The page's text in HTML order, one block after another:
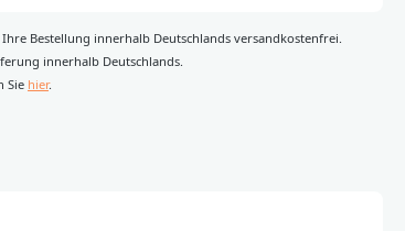
Bestellung innerhalb Deutschlands versandkostenfrei.
innerhalb Deutschlands.
Sie hier.